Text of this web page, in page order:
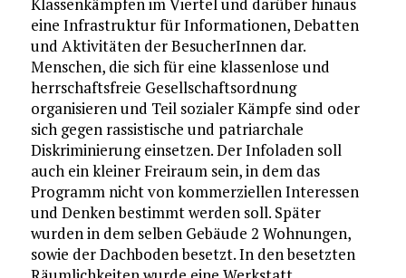
Klassenkämpfen im Viertel und darüber hinaus
eine Infrastruktur für Informationen, Debatten
und Aktivitäten der BesucherInnen dar.
Menschen, die sich für eine klassenlose und
herrschaftsfreie Gesellschaftsordnung
organisieren und Teil sozialer Kämpfe sind oder
sich gegen rassistische und patriarchale
Diskriminierung einsetzen. Der Infoladen soll
auch ein kleiner Freiraum sein, in dem das
Programm nicht von kommerziellen Interessen
und Denken bestimmt werden soll. Später
wurden in dem selben Gebäude 2 Wohnungen,
sowie der Dachboden besetzt. In den besetzten